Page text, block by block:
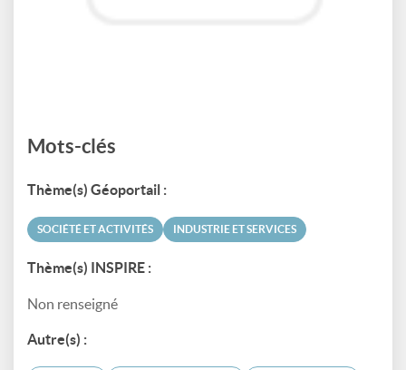
Mots-clés
Thème(s) Géoportail :
SOCIÉTÉ ET ACTIVITÉS INDUSTRIE ET SERVICES
Thème(s) INSPIRE :
Non renseigné
Autre(s) :